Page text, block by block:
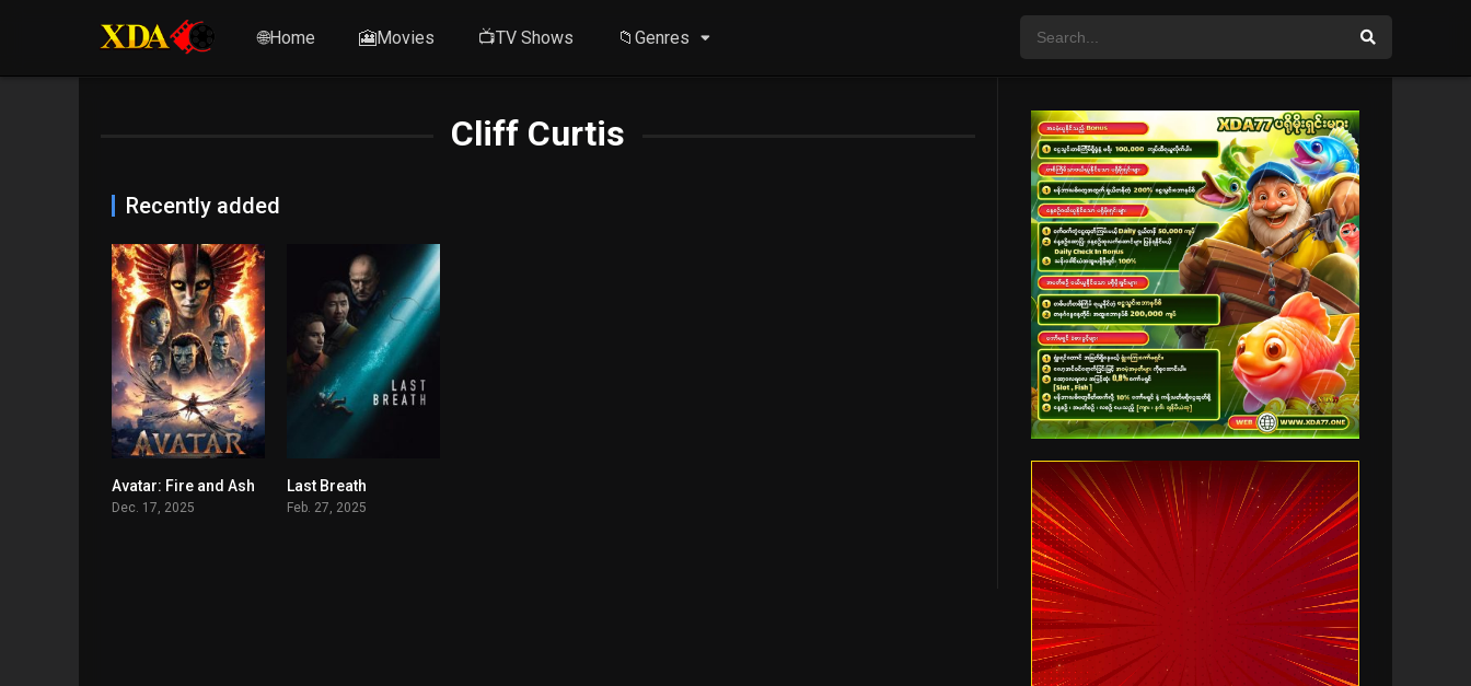
🌐Home 🎦Movies 📺TV Shows 📁Genres
Cliff Curtis
Recently added
7.5
Avatar: Fire and Ash
Dec. 17, 2025
Last Breath
Feb. 27, 2025